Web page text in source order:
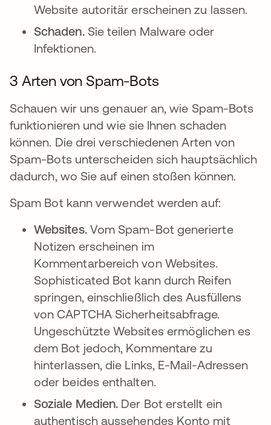
Website autoritär erscheinen zu lassen.
Schaden. Sie teilen Malware oder
Infektionen.
3 Arten von Spam-Bots
Schauen wir uns genauer an, wie Spam-Bots
funktionieren und wie sie Ihnen schaden
können. Die drei verschiedenen Arten von
Spam-Bots unterscheiden sich hauptsächlich
dadurch, wo Sie auf einen stoßen können.
Spam Bot kann verwendet werden auf:
Websites. Vom Spam-Bot generierte
Notizen erscheinen im
Kommentarbereich von Websites.
Sophisticated Bot kann durch Reifen
springen, einschließlich des Ausfüllens
von CAPTCHA Sicherheitsabfrage.
Ungeschützte Websites ermöglichen es
dem Bot jedoch, Kommentare zu
hinterlassen, die Links, E-Mail-Adressen
oder beides enthalten.
Soziale Medien. Der Bot erstellt ein
authentisch aussehendes Konto mit